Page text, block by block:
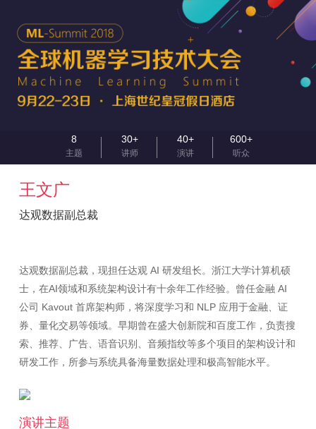
8
主题
30+
讲师
40+
演讲
600+
听众
王文广
达观数据副总裁
达观数据副总裁，现担任达观 AI 研发组长。浙江大学计算机硕
士，在AI领域和系统架构设计有十余年工作经验。曾任金融 AI
公司 Kavout 首席架构师，将深度学习和 NLP 应用于金融、证
券、量化交易等领域。早期曾在盛大创新院和百度工作，负责搜
索、推荐、广告、语音识别、音频指纹等多个项目的架构设计和
演讲主题